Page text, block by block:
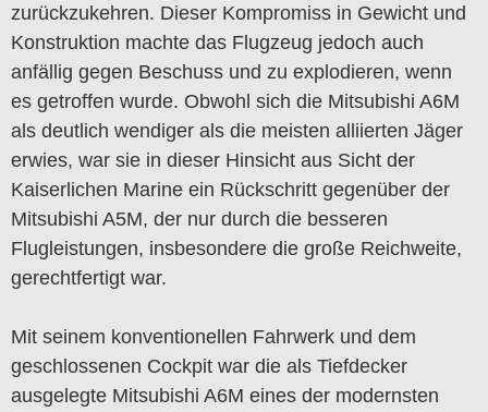
zurückzukehren. Dieser Kompromiss in Gewicht und
Konstruktion machte das Flugzeug jedoch auch
anfällig gegen Beschuss und zu explodieren, wenn
es getroffen wurde. Obwohl sich die Mitsubishi A6M
als deutlich wendiger als die meisten alliierten Jäger
erwies, war sie in dieser Hinsicht aus Sicht der
Kaiserlichen Marine ein Rückschritt gegenüber der
Mitsubishi A5M, der nur durch die besseren
Flugleistungen, insbesondere die große Reichweite,
gerechtfertigt war.
Mit seinem konventionellen Fahrwerk und dem
geschlossenen Cockpit war die als Tiefdecker
ausgelegte Mitsubishi A6M eines der modernsten